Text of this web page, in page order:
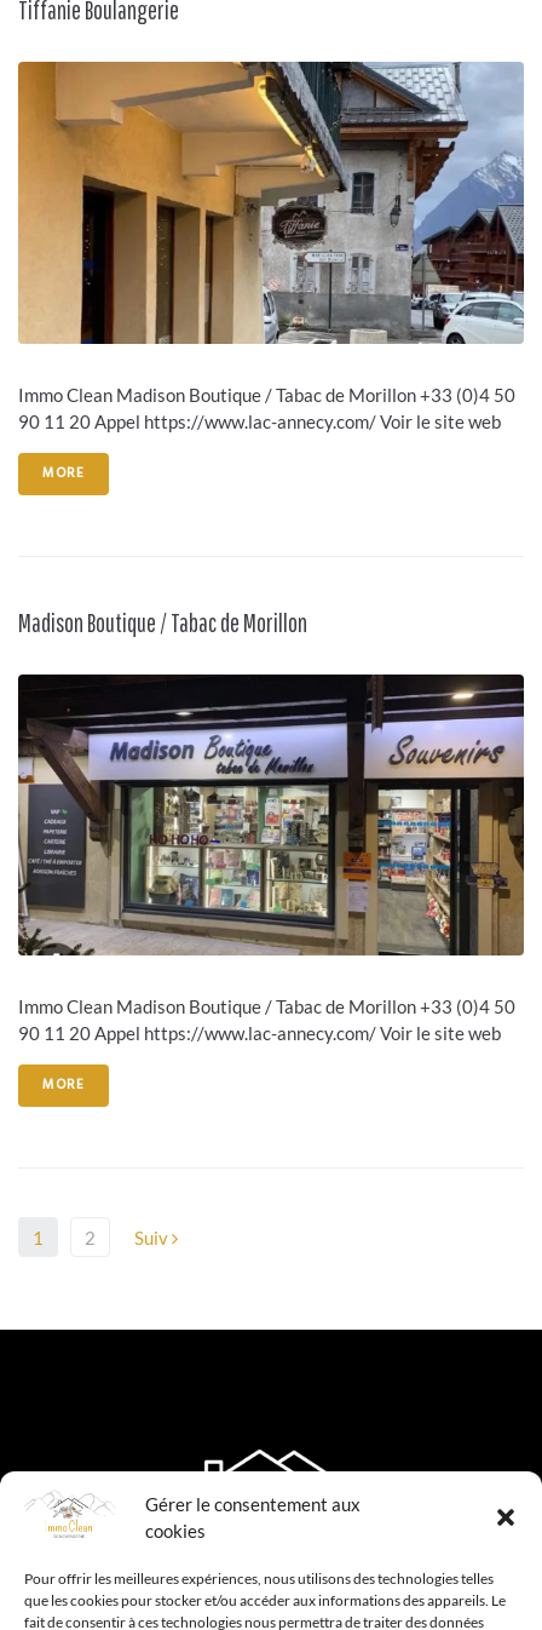
Gérer le consentement aux
cookies
Pour offrir les meilleures expériences, nous utilisons des technologies telles
que les cookies pour stocker et/ou accéder aux informations des appareils. Le
fait de consentir à ces technologies nous permettra de traiter des données
Tiffanie Boulangerie
Immo Clean Madison Boutique / Tabac de Morillon +33 (0)4 50
90 11 20 Appel https://www.lac-annecy.com/ Voir le site web
MORE
Madison Boutique / Tabac de Morillon
Immo Clean Madison Boutique / Tabac de Morillon +33 (0)4 50
90 11 20 Appel https://www.lac-annecy.com/ Voir le site web
MORE
1 2 Suiv